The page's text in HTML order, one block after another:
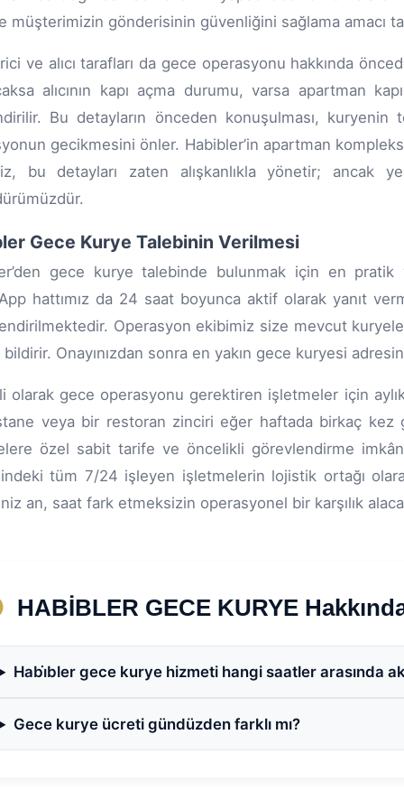
müşterimizin gönderisinin güvenliğini sağlama amacı
ve alıcı tarafları da gece operasyonu hakkında
alıcının kapı açma durumu, varsa apartman
Bu detayların önceden konuşulması,
gecikmesini önler. Habibler’in apartman
bu detayları zaten alışkanlıkla yönetir; ancak
Gece Kurye Talebinin Verilmesi
gece kurye talebinde bulunmak için en
hattımız da 24 saat boyunca aktif olarak yanıt
Operasyon ekibimiz size mevcut
bildirir. Onayınızdan sonra en yakın gece kuryesi
olarak gece operasyonu gerektiren işletmeler için
veya bir restoran zinciri eğer haftada birkaç
özel sabit tarife ve öncelikli görevlendirme
tüm 7/24 işleyen işletmelerin lojistik ortağı
an, saat fark etmeksizin operasyonel bir karşılık
HABİBLER GECE KURYE
Habi̇bler gece kurye hizmeti hangi saatler arasında
Gece kurye ücreti gündüzden farklı mı?